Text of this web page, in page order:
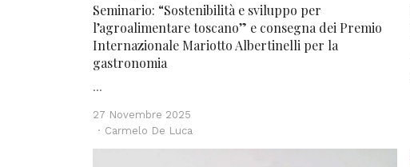
Seminario: “Sostenibilità e sviluppo per
l’agroalimentare toscano” e consegna dei Premio
Internazionale Mariotto Albertinelli per la
gastronomia
…
27 Novembre 2025
Author
Carmelo De Luca